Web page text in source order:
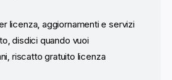
licenza, aggiornamenti e servizi
disdici quando vuoi
riscatto gratuito licenza